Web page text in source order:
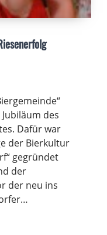
des
Dafür war
der Bierkultur
gegründet
der
der neu ins